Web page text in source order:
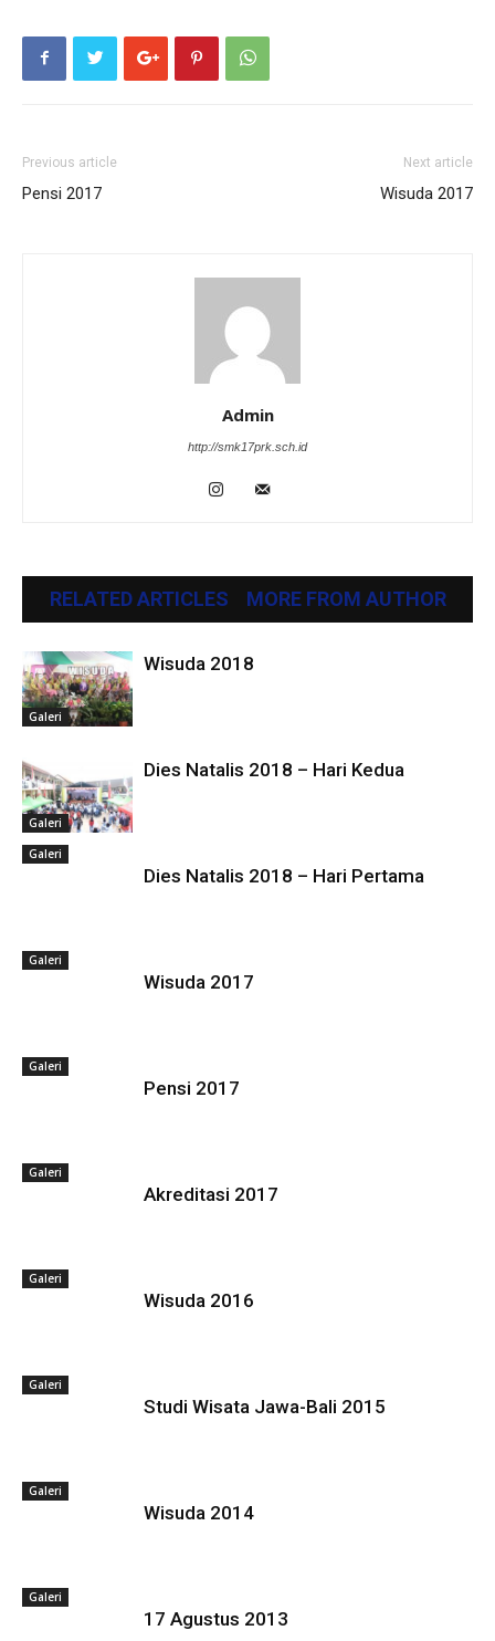
Previous article
Pensi 2017
Next article
Wisuda 2017
Admin
http://smk17prk.sch.id
RELATED ARTICLES MORE FROM AUTHOR
Galeri
Wisuda 2018
Galeri
Dies Natalis 2018 – Hari Kedua
Galeri
Dies Natalis 2018 – Hari Pertama
Galeri
Wisuda 2017
Galeri
Pensi 2017
Galeri
Akreditasi 2017
Galeri
Wisuda 2016
Galeri
Studi Wisata Jawa-Bali 2015
Galeri
Wisuda 2014
Galeri
17 Agustus 2013